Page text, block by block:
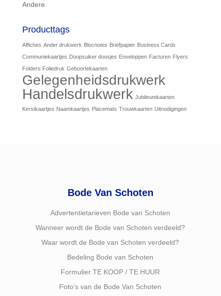
Andere
Producttags
Affiches Ander drukwerk Blocnotes Briefpapier Business Cards
Communiekaartjes Doopsuiker doosjes Enveloppen Facturen Flyers
Folders Foliedruk Geboortekaarten
Gelegenheidsdrukwerk
Handelsdrukwerk Jubileumkaarten
Kerstkaartjes Naamkaartjes Placemats Trouwkaarten Uitnodigingen
Bode Van Schoten
Advertentietarieven Bode van Schoten
Wanneer wordt de Bode van Schoten verdeeld?
Waar wordt de Bode van Schoten verdeeld?
Bedeling Bode van Schoten
Formulier TE KOOP / TE HUUR
Foto’s van de Bode Van Schoten